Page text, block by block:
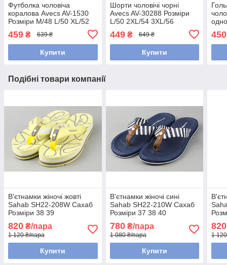
Футболка чоловіча
коралова Avecs AV-1530
Розміри М/48 L/50 XL/52
459 ₴ 639 ₴
Купити
Шорти чоловічі чорні
Avecs AV-30288 Розміри
L/50 2XL/54 3XL/56
449₴ 649 ₴
Купити
450
Подібні товари компанії
В'єтнамки жіночі жовті
Sahab SH22-208W Сахаб
Розміри 38 39
820 ₴/пара
1 120 ₴/пара
Купити
В'єтнамки жіночі сині
Sahab SH22-210W Сахаб
Розміри 37 38 40
780₴/пара
1 080 ₴/пара
Купити
820
1